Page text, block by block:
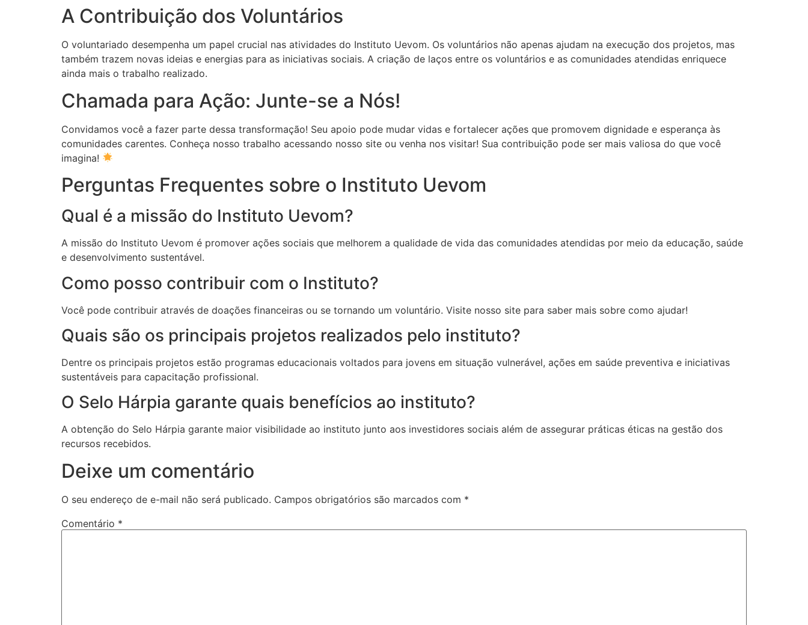
A Contribuição dos Voluntários
O voluntariado desempenha um papel crucial nas atividades do Instituto Uevom. Os voluntários não apenas ajudam na execução dos projetos, mas
também trazem novas ideias e energias para as iniciativas sociais. A criação de laços entre os voluntários e as comunidades atendidas enriquece
ainda mais o trabalho realizado.
Chamada para Ação: Junte-se a Nós!
Convidamos você a fazer parte dessa transformação! Seu apoio pode mudar vidas e fortalecer ações que promovem dignidade e esperança às
comunidades carentes. Conheça nosso trabalho acessando nosso site ou venha nos visitar! Sua contribuição pode ser mais valiosa do que você
imagina!
Perguntas Frequentes sobre o Instituto Uevom
Qual é a missão do Instituto Uevom?
A missão do Instituto Uevom é promover ações sociais que melhorem a qualidade de vida das comunidades atendidas por meio da educação, saúde
e desenvolvimento sustentável.
Como posso contribuir com o Instituto?
Você pode contribuir através de doações financeiras ou se tornando um voluntário. Visite nosso site para saber mais sobre como ajudar!
Quais são os principais projetos realizados pelo instituto?
Dentre os principais projetos estão programas educacionais voltados para jovens em situação vulnerável, ações em saúde preventiva e iniciativas
sustentáveis para capacitação profissional.
O Selo Hárpia garante quais benefícios ao instituto?
A obtenção do Selo Hárpia garante maior visibilidade ao instituto junto aos investidores sociais além de assegurar práticas éticas na gestão dos
recursos recebidos.
Deixe um comentário
O seu endereço de e-mail não será publicado. Campos obrigatórios são marcados com *
Comentário *